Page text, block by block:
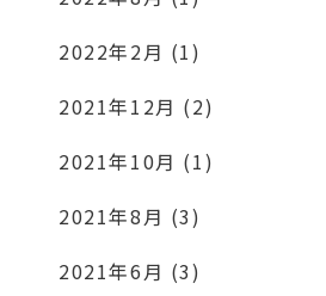
2022年2月 (1)
2021年12月 (2)
2021年10月 (1)
2021年8月 (3)
2021年6月 (3)